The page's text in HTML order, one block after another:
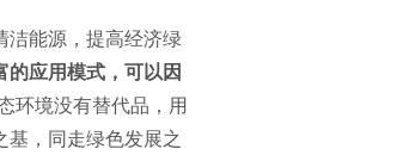
洁能源，提高经济绿
的应用模式，可以因
环境没有替代品，用
，同走绿色发展之